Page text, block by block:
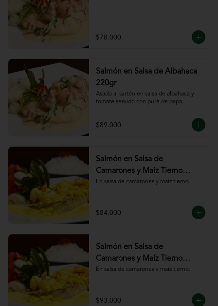
$78.000
Salmón en Salsa de Albahaca
220gr
Asado al sartén en salsa de albahaca y
tomate servido con puré de papa.
$89.000
Salmón en Salsa de
Camarones y Maíz Tierno
180gr
En salsa de camarones y maíz tierno.
$84.000
Salmón en Salsa de
Camarones y Maíz Tierno
220gr
En salsa de camarones y maíz tierno.
$93.000